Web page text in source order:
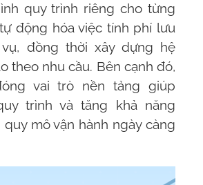
quy trình riêng cho từng
động hóa việc tính phí lưu
đồng thời xây dựng hệ
theo nhu cầu. Bên cạnh đó,
vai trò nền tảng giúp
trình và tăng khả năng
quy mô vận hành ngày càng